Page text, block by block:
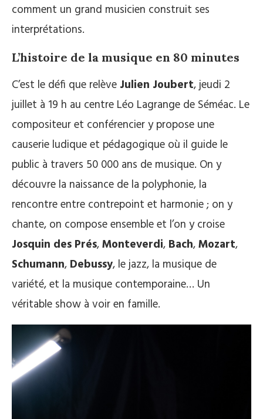
comment un grand musicien construit ses
interprétations.
L’histoire de la musique en 80 minutes
C’est le défi que relève Julien Joubert, jeudi 2
juillet à 19 h au centre Léo Lagrange de Séméac. Le
compositeur et conférencier y propose une
causerie ludique et pédagogique où il guide le
public à travers 50 000 ans de musique. On y
découvre la naissance de la polyphonie, la
rencontre entre contrepoint et harmonie ; on y
chante, on compose ensemble et l’on y croise
Josquin des Prés,Monteverdi, Bach,Mozart,
Schumann, Debussy, le jazz, la musique de
variété, et la musique contemporaine… Un
véritable show à voir en famille.